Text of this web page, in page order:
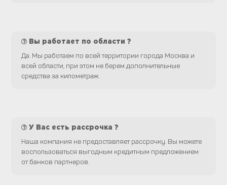
Вы работает по области ?
Да. Мы работаем по всей территории города Москва и
всей области, при этом не берем дополнительные
средства за километраж.
У Вас есть рассрочка ?
Наша компания не предоставляет рассрочку. Вы можете
воспользоваться выгодным кредитным предложением
от банков партнеров.